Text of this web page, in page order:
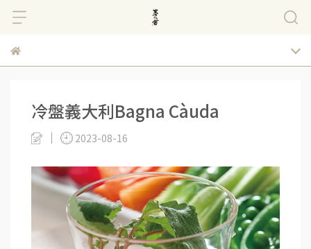
冷盤義大利Bagna Càuda
2023-08-16